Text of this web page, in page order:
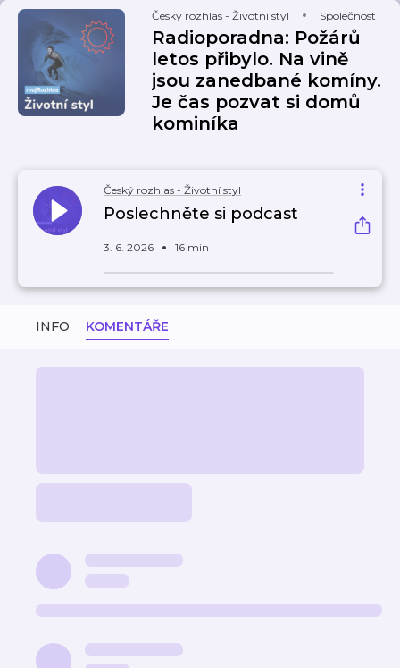
Český rozhlas - Životní styl Společnost
Radioporadna: Požárů
letos přibylo. Na vině
jsou zanedbané komíny.
Je čas pozvat si domů
kominíka
Český rozhlas - Životní styl
Poslechněte si podcast
3. 6. 2026 16 min
INFO KOMENTÁŘE